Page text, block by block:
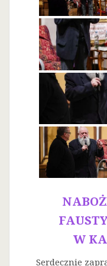
W
Serdecznie